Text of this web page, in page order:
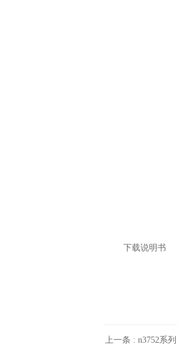
下载说明书
上一条 : n3752系列